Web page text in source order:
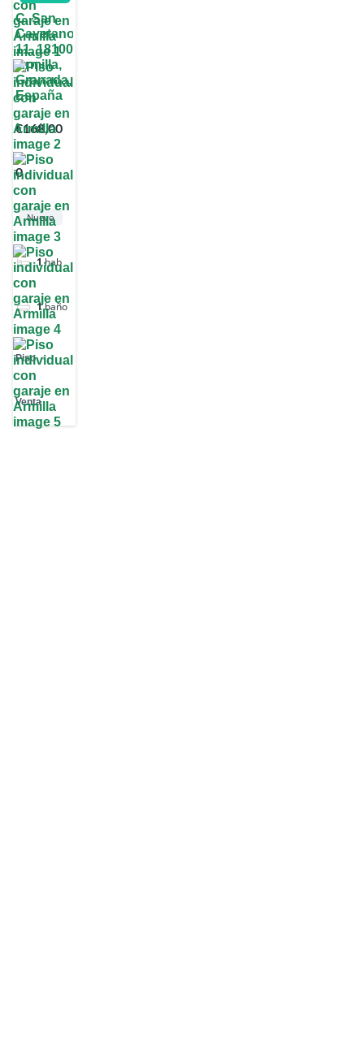
C. San
Cayetano,
11, 18100
Armilla,
Granada,
España
€168,00
0
Nuevo
1hab
1baño
Piso
Venta